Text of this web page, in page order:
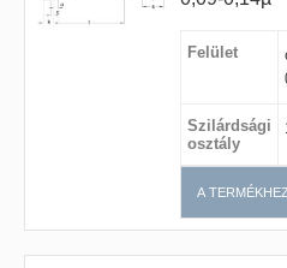
Felület
Szilárdsági
osztály
A TERMÉKHEZ